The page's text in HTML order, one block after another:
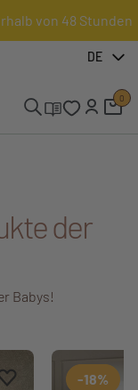
von 48 Stunden
DE
0
der
Babys!
Zu den Favoriten
Aus Favoriten
-18%